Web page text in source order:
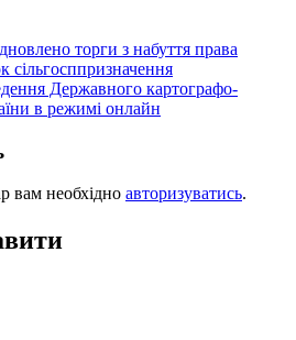
торги з набуття права
сільгосппризначення
Державного картографо-
в режимі онлайн
вам необхідно авторизуватись.